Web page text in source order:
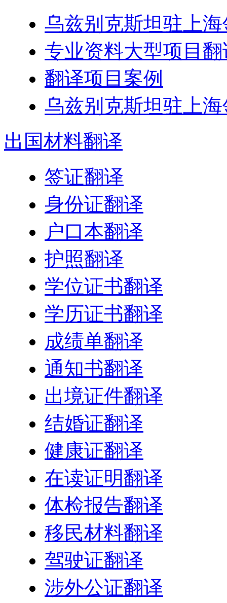
乌兹别克斯坦驻上
专业资料大型项目翻
翻译项目案例
乌兹别克斯坦驻上
出国材料翻译
签证翻译
身份证翻译
户口本翻译
护照翻译
学位证书翻译
学历证书翻译
成绩单翻译
通知书翻译
出境证件翻译
结婚证翻译
健康证翻译
在读证明翻译
体检报告翻译
移民材料翻译
驾驶证翻译
涉外公证翻译